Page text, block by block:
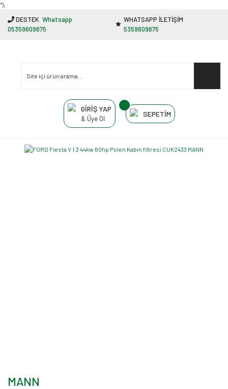
"');
DESTEK Whatsapp
05359609675
WHATSAPP İLETİŞİM
5359609675
GİRİŞ YAP
& Üye Ol
SEPETİM
MANN